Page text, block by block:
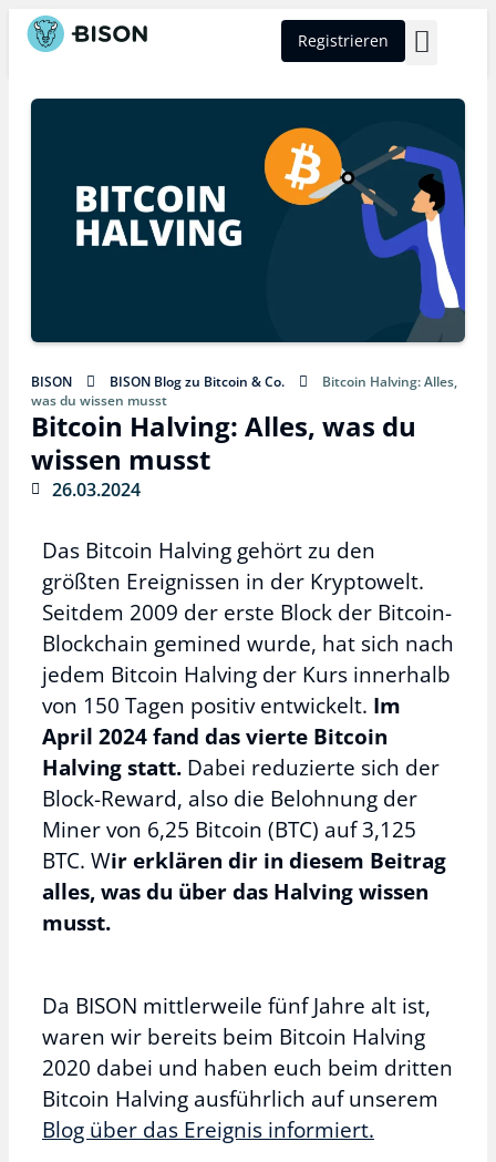
Registrieren
BISON BISON Blog zu Bitcoin & Co.
Bitcoin Halving: Alles,
was du wissen musst
Bitcoin Halving: Alles, was du
wissen musst
26.03.2024
Das Bitcoin Halving gehört zu den
größten Ereignissen in der Kryptowelt.
Seitdem 2009 der erste Block der Bitcoin-
Blockchain gemined wurde, hat sich nach
jedem Bitcoin Halving der Kurs innerhalb
von 150 Tagen positiv entwickelt. Im
April 2024 fand das vierte Bitcoin
Halving statt. Dabei reduzierte sich der
Block-Reward, also die Belohnung der
Miner von 6,25 Bitcoin (BTC) auf 3,125
BTC. Wir erklären dir in diesem Beitrag
alles, was du über das Halving wissen
musst.
Da BISON mittlerweile fünf Jahre alt ist,
waren wir bereits beim Bitcoin Halving
2020 dabei und haben euch beim dritten
Bitcoin Halving ausführlich auf unserem
Blog über das Ereignis informiert.